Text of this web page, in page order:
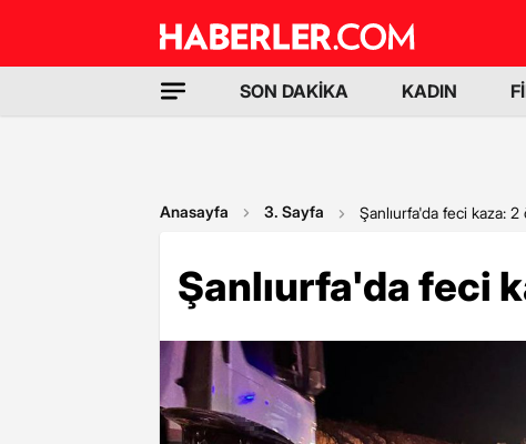
SON DAKİKA KADIN
Anasayfa 3. Sayfa Şanlıurfa'da feci kaza: 2
Şanlıurfa'da feci